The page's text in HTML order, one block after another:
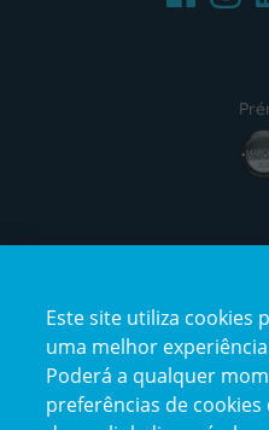
Este site utiliza cookies
uma melhor
Poderá a qualquer
preferências de cookies